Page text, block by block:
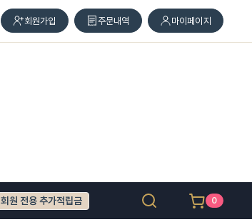
회원가입 주문내역 마이페이지
회원 전용 추가적립금 0